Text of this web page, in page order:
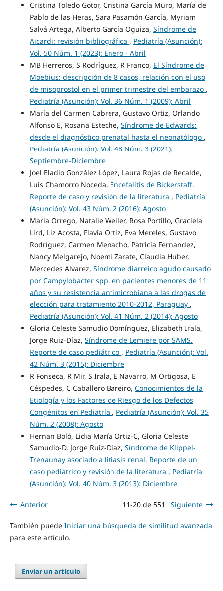
Cristina Toledo Gotor, Cristina García Muro, María de
Pablo de las Heras, Sara Pasamón García, Myriam
Salvá Artega, Alberto García Oguiza, Síndrome de
Aicardi: revisión bibliográfica , Pediatría (Asunción):
Vol. 50 Núm. 1 (2023): Enero - Abril
MB Herreros, S Rodríguez, R Franco, El Síndrome de
Moebius: descripción de 8 casos, relación con el uso
de misoprostol en el primer trimestre del embarazo ,
Pediatría (Asunción): Vol. 36 Núm. 1 (2009): Abril
María del Carmen Cabrera, Gustavo Ortiz, Orlando
Alfonso E, Rosana Esteche, Síndrome de Edwards:
desde el diagnóstico prenatal hasta el neonatólogo ,
Pediatría (Asunción): Vol. 48 Núm. 3 (2021):
Septiembre-Diciembre
Joel Eladio González López, Laura Rojas de Recalde,
Luis Chamorro Noceda, Encefalitis de Bickerstaff.
Reporte de caso y revisión de la literatura , Pediatría
(Asunción): Vol. 43 Núm. 2 (2016): Agosto
Maria Orrego, Natalie Weiler, Rosa Portillo, Graciela
Lird, Liz Acosta, Flavia Ortiz, Eva Mereles, Gustavo
Rodríguez, Carmen Menacho, Patricia Fernandez,
Nancy Melgarejo, Noemi Zarate, Claudia Huber,
Mercedes Alvarez, Síndrome diarreico agudo causado
por Campylobacter spp. en pacientes menores de 11
años y su resistencia antimicrobiana a las drogas de
elección para tratamiento 2010-2012, Paraguay ,
Pediatría (Asunción): Vol. 41 Núm. 2 (2014): Agosto
Gloria Celeste Samudio Domínguez, Elizabeth Irala,
Jorge Ruiz-Díaz, Síndrome de Lemiere por SAMS.
Reporte de caso pediátrico , Pediatría (Asunción): Vol.
42 Núm. 3 (2015): Diciembre
R Fonseca, R Mir, S Irala, E Navarro, M Ortigosa, E
Céspedes, C Caballero Bareiro, Conocimientos de la
Etiología y los Factores de Riesgo de los Defectos
Congénitos en Pediatría , Pediatría (Asunción): Vol. 35
Núm. 2 (2008): Agosto
Hernan Boló, Lidia María Ortiz-C, Gloria Celeste
Samudio-D, Jorge Ruiz-Diaz, Síndrome de Klippel-
Trenaunay asociado a litiasis renal. Reporte de un
caso pediátrico y revisión de la literatura , Pediatría
(Asunción): Vol. 40 Núm. 3 (2013): Diciembre
Anterior 11-20 de 551 Siguiente
También puede Iniciar una búsqueda de similitud avanzada
para este artículo.
Enviar un artículo